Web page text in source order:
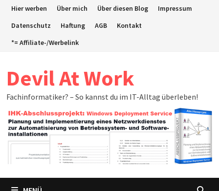
ZumHier werben Über mich Über diesen Blog
Impressum
Datenschutz
Haftung AGB
Kontakt
*= Affiliate-/Werbelink
Devil At Work
Fachinformatiker? – So kannst du im IT-Alltag überleben!